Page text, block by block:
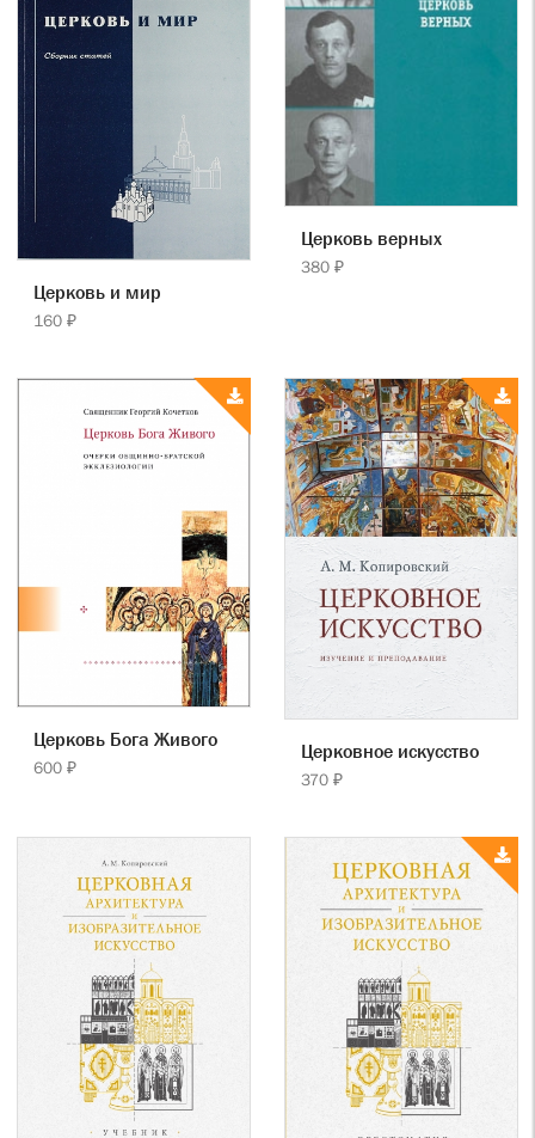
Церковь и мир
160 ₽
Церковь верных
380 ₽
Церковь Бога Живого
600 ₽
Церковное искусство
370 ₽